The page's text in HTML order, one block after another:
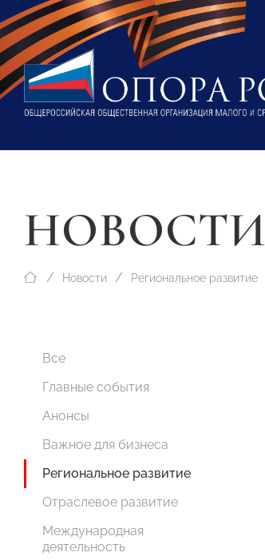
НОВОСТИ
Новости Региональное развитие
Все
Главные события
Анонсы
Важное для бизнеса
Региональное развитие
Отраслевое развитие
Международная
деятельность